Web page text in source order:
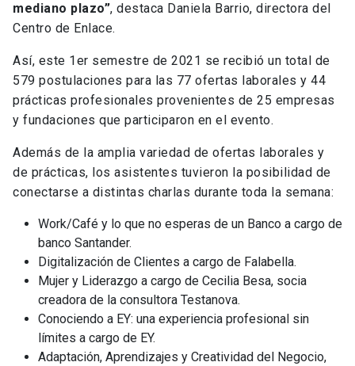
mediano plazo”, destaca Daniela Barrio, directora del
Centro de Enlace.
Así, este 1er semestre de 2021 se recibió un total de
579 postulaciones para las 77 ofertas laborales y 44
prácticas profesionales provenientes de 25 empresas
y fundaciones que participaron en el evento.
Además de la amplia variedad de ofertas laborales y
de prácticas, los asistentes tuvieron la posibilidad de
conectarse a distintas charlas durante toda la semana:
Work/Café y lo que no esperas de un Banco a cargo de
banco Santander.
Digitalización de Clientes a cargo de Falabella.
Mujer y Liderazgo a cargo de Cecilia Besa, socia
creadora de la consultora Testanova.
Conociendo a EY: una experiencia profesional sin
límites a cargo de EY.
Adaptación, Aprendizajes y Creatividad del Negocio,